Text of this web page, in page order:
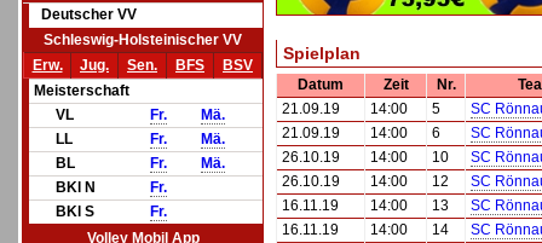
Deutscher VV
Schleswig-Holsteinischer VV
Erw.
Jug. Sen. BFS
BSV
Meisterschaft
VL
Fr.
Mä.
LL
Fr.
Mä.
BL
Fr.
Mä.
BKl N
Fr.
BKl S
Fr.
Volley Mobil App
Spielplan
Datum Zeit Nr.
21.09.19
14:00 5
SC
21.09.19
14:00 6
SC
26.10.19
14:00 10
SC
26.10.19
14:00 12
SC
16.11.19
14:00 13
SC
16.11.19
14:00 14
SC